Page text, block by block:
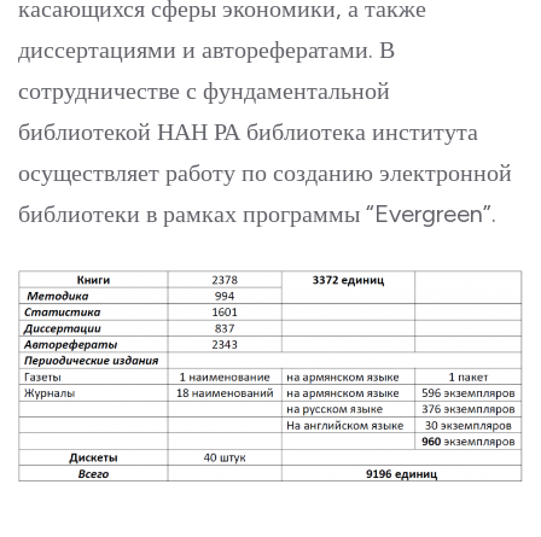
касающихся сферы экономики, а также
диссерта­циями и авторефератами. В
сотрудничестве с фундаментальной
библиотекой НАН РА библиотека института
осуществляет работу по созданию электронной
библиотеки в рамках программы “Evergreen”.